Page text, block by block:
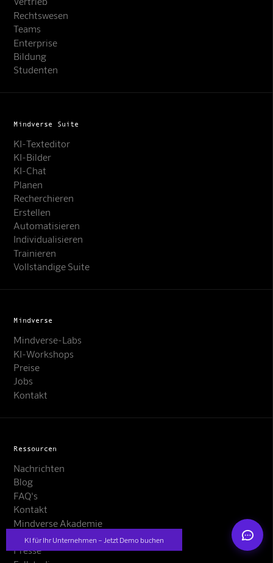
KI für Ihr Unternehmen – Jetzt Demo buchen
Rechtswesen
Teams
Enterprise
Bildung
Studenten
Mindverse Suite
KI-Texteditor
KI-Bilder
KI-Chat
Planen
Recherchieren
Erstellen
Automatisieren
Individualisieren
Trainieren
Vollständige Suite
Mindverse
Mindverse-Labs
KI-Workshops
Preise
Jobs
Kontakt
Ressourcen
Nachrichten
Blog
FAQ's
Kontakt
Mindverse Akademie
Engines
Presse